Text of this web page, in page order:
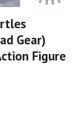
Gear)
Figure